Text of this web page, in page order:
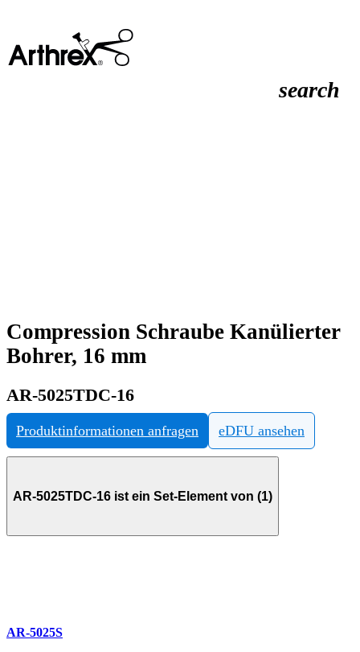
search
Compression Schraube Kanülierter
Bohrer, 16 mm
AR-5025TDC-16
Produktinformationen anfragen eDFU ansehen
AR-5025TDC-16 ist ein Set-Element von (1)
AR-5025S